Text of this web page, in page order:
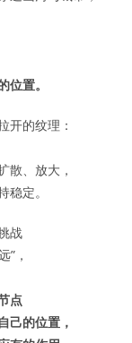
位置。
开的纹理：
散、放大，
稳定。
战
”，
点
己的位置，